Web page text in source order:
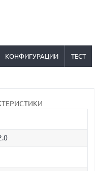
КОНФИГУРАЦИИ ТЕСТ